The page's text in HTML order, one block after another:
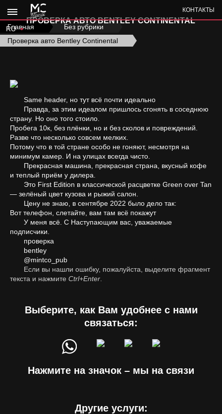
RU
КОНТАКТЫ
ПРОВЕРКА АВТО BENTLEY CONTINENTAL
Главная › Без рубрики
Проверка авто Bentley Continental
Same header, но тут всё почти идеально
Правда, за этим идеалом пришлось сгонять в соседнюю
страну. Но оно того стоило.
Пробега 10к, без плёнки, но и без сколов и повреждений.
Разве что несколько совсем мелких.
Потому что в той стране особо не гоняют, несмотря на
минимум камер. И на улицах всегда чисто.
Прекрасная машина, прекрасная страна, вкусный кофе
и теплый приём у дилера.
Это First Edition в классической расцветке Green over Tan
— зелёный цвет кузова и рыжий салон.
Цену не знаю, в сентябре 2022 было дело так:
Вот телефон, слетайте, вам там всё покажут
У меня всё. С Наступающим вас, уважаемые
подписчики.
проверка
bentley
@mintco_pub
Если вы нашли ошибку, пожалуйста, выделите фрагмент
текста и нажмите Ctrl+Enter
Выберите, как Вам удобнее с нами
связаться:
Нажмите на значок – мы на связи
Другие услуги: